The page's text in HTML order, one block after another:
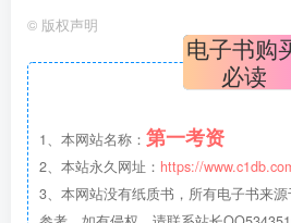
© 版权声明
电子书购
必读
1、本网站名称： 第一考资
2、本站永久网址： https://
3、本网站没有纸质书，所有电子书来